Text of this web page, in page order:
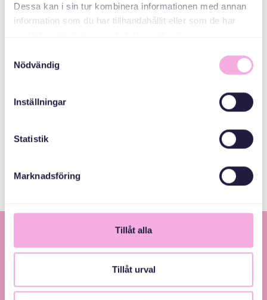
Dessa kan i sin tur kombinera informationen med annan
information som du har tillhandahållit eller som de har
Nödvändig
Inställningar
Statistik
Marknadsföring
Tillåt alla
Tillåt urval
bokningen@svenskamedbaby.se